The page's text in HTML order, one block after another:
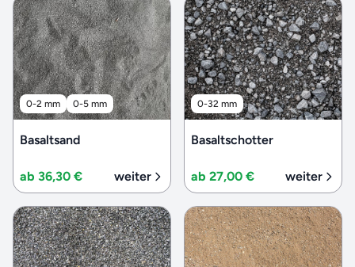
0-2 mm 0-5 mm
Basaltsand
ab 36,30 € weiter
0-32 mm
Basaltschotter
ab 27,00 € weiter